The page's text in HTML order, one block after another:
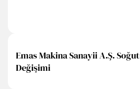
Emas Makina Sanayii A.Ş.
Değişimi